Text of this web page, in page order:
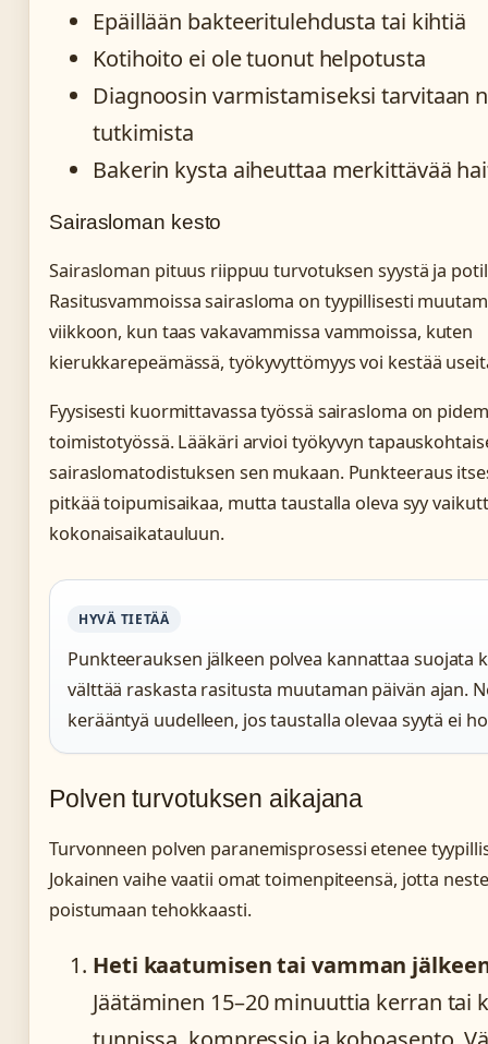
Epäillään bakteeritulehdusta tai kihtiä
Kotihoito ei ole tuonut helpotusta
Diagnoosin varmistamiseksi tarvitaan
tutkimista
Bakerin kysta aiheuttaa merkittävää
Sairasloman kesto
Sairasloman pituus riippuu turvotuksen syystä ja
Rasitusvammoissa sairasloma on tyypillisesti
viikkoon, kun taas vakavammissa vammoissa, kuten
kierukkarepeämässä, työkyvyttömyys voi kestää
Fyysisesti kuormittavassa työssä sairasloma on
toimistotyössä. Lääkäri arvioi työkyvyn
sairaslomatodistuksen sen mukaan. Punkteeraus
pitkää toipumisaikaa, mutta taustalla oleva syy
kokonaisaikatauluun.
HYVÄ TIETÄÄ
Punkteerauksen jälkeen polvea kannattaa suojata
välttää raskasta rasitusta muutaman päivän ajan.
kerääntyä uudelleen, jos taustalla olevaa syytä ei
Polven turvotuksen aikajana
Turvonneen polven paranemisprosessi etenee
Jokainen vaihe vaatii omat toimenpiteensä, jotta
poistumaan tehokkaasti.
Heti kaatumisen tai vamman
Jäätäminen 15–20 minuuttia kerran tai